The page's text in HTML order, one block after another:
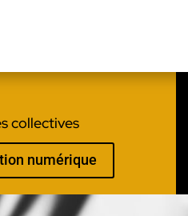
collectives
numérique